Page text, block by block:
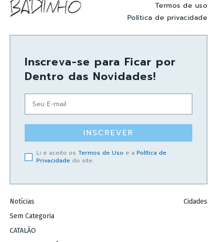
Termos de uso
Política de privacidade
Inscreva-se para Ficar por
Dentro das Novidades!
INSCREVER
Li e aceito os Termos de Uso e a Política de
Privacidade do site.
Notícias
Sem Categoria
CATALÃO
Cidades